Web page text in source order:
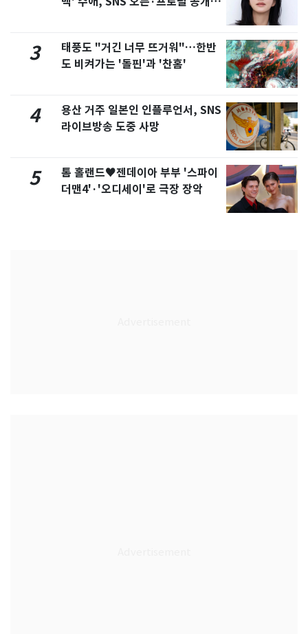
3
태풍도 "거긴 너무 뜨거워"…한반
도 비켜가는 '돌핀'과 '찬홈'
4
용산 거주 일본인 인플루언서, SNS
라이브방송 도중 사망
5
톰 홀랜드♥젠데이아 부부 '스파이
더맨4'·'오디세이'로 극장 장악